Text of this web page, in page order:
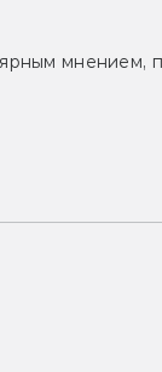
мнением,